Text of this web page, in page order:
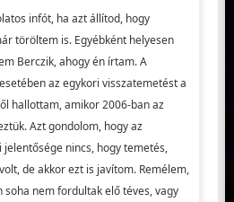
infót, ha azt állítod, hogy
töröltem is. Egyébként helyesen
Berczik, ahogy én írtam. A
az egykori visszatemetést a
hallottam, amikor 2006-ban az
Azt gondolom, hogy az
nincs, hogy temetés,
de akkor ezt is javítom. Remélem,
soha nem fordultak elő téves, vagy